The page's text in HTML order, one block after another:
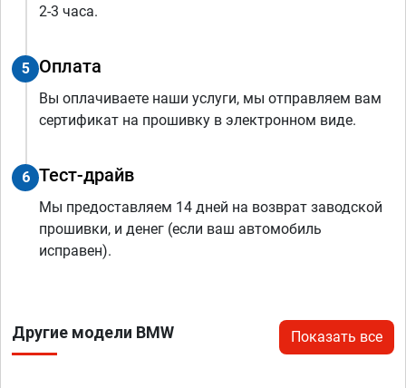
2-3 часа.
5 Оплата
Вы оплачиваете наши услуги, мы отправляем вам
сертификат на прошивку в электронном виде.
6 Тест-драйв
Мы предоставляем 14 дней на возврат заводской
прошивки, и денег (если ваш автомобиль
исправен).
Другие модели BMW Показать все